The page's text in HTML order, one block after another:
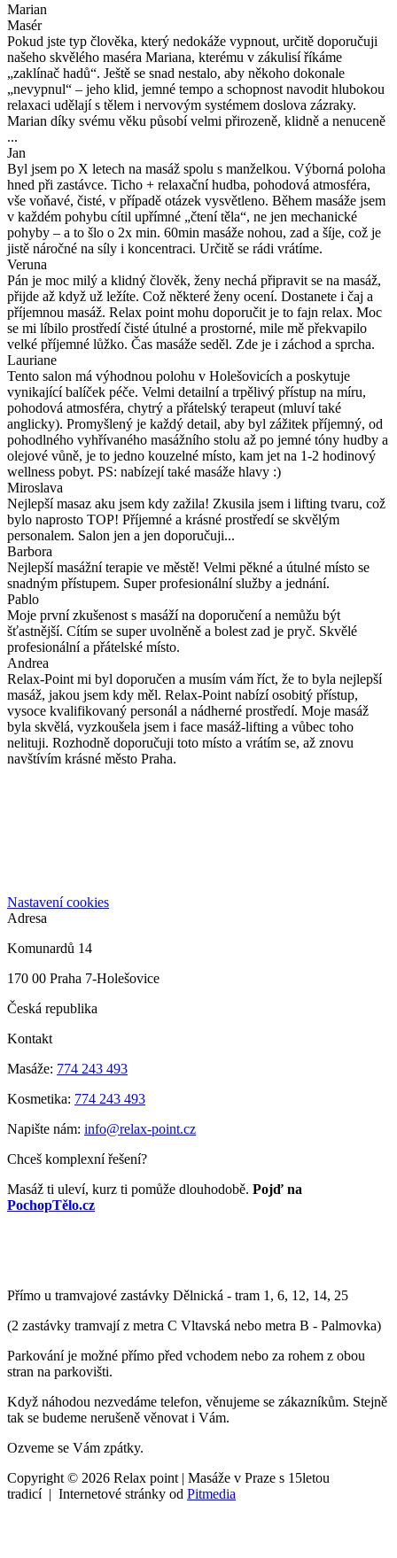
Marian
Masér
Pokud jste typ člověka, který nedokáže vypnout, určitě doporučuji
našeho skvělého maséra Mariana, kterému v zákulisí říkáme
„zaklínač hadů“. Ještě se snad nestalo, aby někoho dokonale
„nevypnul“ – jeho klid, jemné tempo a schopnost navodit hlubokou
relaxaci udělají s tělem i nervovým systémem doslova zázraky.
Marian díky svému věku působí velmi přirozeně, klidně a nenuceně
...
Jan
Byl jsem po X letech na masáž spolu s manželkou. Výborná poloha
hned při zastávce. Ticho + relaxační hudba, pohodová atmosféra,
vše voňavé, čisté, v případě otázek vysvětleno. Během masáže jsem
v každém pohybu cítil upřímné „čtení těla“, ne jen mechanické
pohyby – a to šlo o 2x min. 60min masáže nohou, zad a šíje, což je
jistě náročné na síly i koncentraci. Určitě se rádi vrátíme.
Veruna
Pán je moc milý a klidný člověk, ženy nechá připravit se na masáž,
přijde až když už ležíte. Což některé ženy ocení. Dostanete i čaj a
příjemnou masáž. Relax point mohu doporučit je to fajn relax. Moc
se mi líbilo prostředí čisté útulné a prostorné, mile mě překvapilo
velké příjemné lůžko. Čas masáže seděl. Zde je i záchod a sprcha.
Lauriane
Tento salon má výhodnou polohu v Holešovicích a poskytuje
vynikající balíček péče. Velmi detailní a trpělivý přístup na míru,
pohodová atmosféra, chytrý a přátelský terapeut (mluví také
anglicky). Promyšlený je každý detail, aby byl zážitek příjemný, od
pohodlného vyhřívaného masážního stolu až po jemné tóny hudby a
olejové vůně, je to jedno kouzelné místo, kam jet na 1-2 hodinový
wellness pobyt. PS: nabízejí také masáže hlavy :)
Miroslava
Nejlepší masaz aku jsem kdy zažila! Zkusila jsem i lifting tvaru, což
bylo naprosto TOP! Příjemné a krásné prostředí se skvělým
personalem. Salon jen a jen doporučuji...
Barbora
Nejlepší masážní terapie ve městě! Velmi pěkné a útulné místo se
snadným přístupem. Super profesionální služby a jednání.
Pablo
Moje první zkušenost s masáží na doporučení a nemůžu být
šťastnější. Cítím se super uvolněně a bolest zad je pryč. Skvělé
profesionální a přátelské místo.
Andrea
Relax-Point mi byl doporučen a musím vám říct, že to byla nejlepší
masáž, jakou jsem kdy měl. Relax-Point nabízí osobitý přístup,
vysoce kvalifikovaný personál a nádherné prostředí. Moje masáž
byla skvělá, vyzkoušela jsem i face masáž-lifting a vůbec toho
nelituji. Rozhodně doporučuji toto místo a vrátím se, až znovu
navštívím krásné město Praha.
Nastavení cookies
Adresa
Komunardů 14
170 00 Praha 7-Holešovice
Česká republika
Kontakt
Masáže: 774 243 493
Kosmetika: 774 243 493
Napište nám: info@relax-point.cz
Chceš komplexní řešení?
Masáž ti uleví, kurz ti pomůže dlouhodobě. Pojď na
PochopTělo.cz
Přímo u tramvajové zastávky Dělnická - tram 1, 6, 12, 14, 25
(2 zastávky tramvají z metra C Vltavská nebo metra B - Palmovka)
Parkování je možné přímo před vchodem nebo za rohem z obou
stran na parkovišti.
Když náhodou nezvedáme telefon, věnujeme se zákazníkům. Stejně
tak se budeme nerušeně věnovat i Vám.
Ozveme se Vám zpátky.
Copyright © 2026 Relax point | Masáže v Praze s 15letou
tradicí | Internetové stránky od Pitmedia